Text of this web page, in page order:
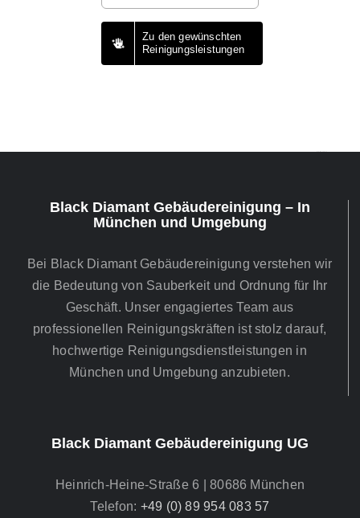
Zu den gewünschten
Reinigungsleistungen
Black Diamant Gebäudereinigung – In
München und Umgebung
Bei Black Diamant Gebäudereinigung verstehen wir
die Bedeutung von Sauberkeit und Ordnung für Ihr
Geschäft. Unser engagiertes Team aus
professionellen Reinigungskräften ist stolz darauf,
hochwertige Reinigungsdienstleistungen in
München und Umgebung anzubieten.
Black Diamant Gebäudereinigung UG
Heinrich-Heine-Straße 6 | 80686 München
Telefon: +49 (0) 89 954 083 57